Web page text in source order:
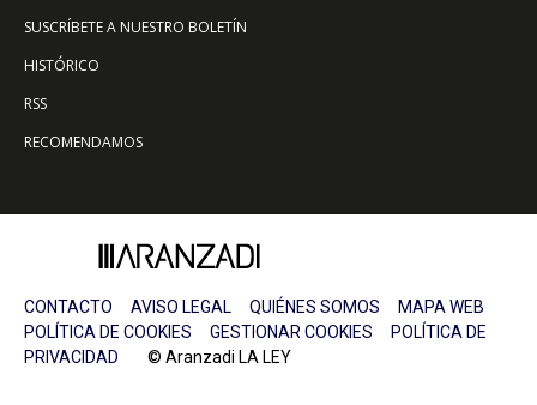
SUSCRÍBETE A NUESTRO BOLETÍN
HISTÓRICO
RSS
RECOMENDAMOS
CONTACTO AVISO LEGAL QUIÉNES SOMOS
MAPA WEB
POLÍTICA DE COOKIES
GESTIONAR COOKIES
POLÍTICA DE
PRIVACIDAD © Aranzadi LA LEY